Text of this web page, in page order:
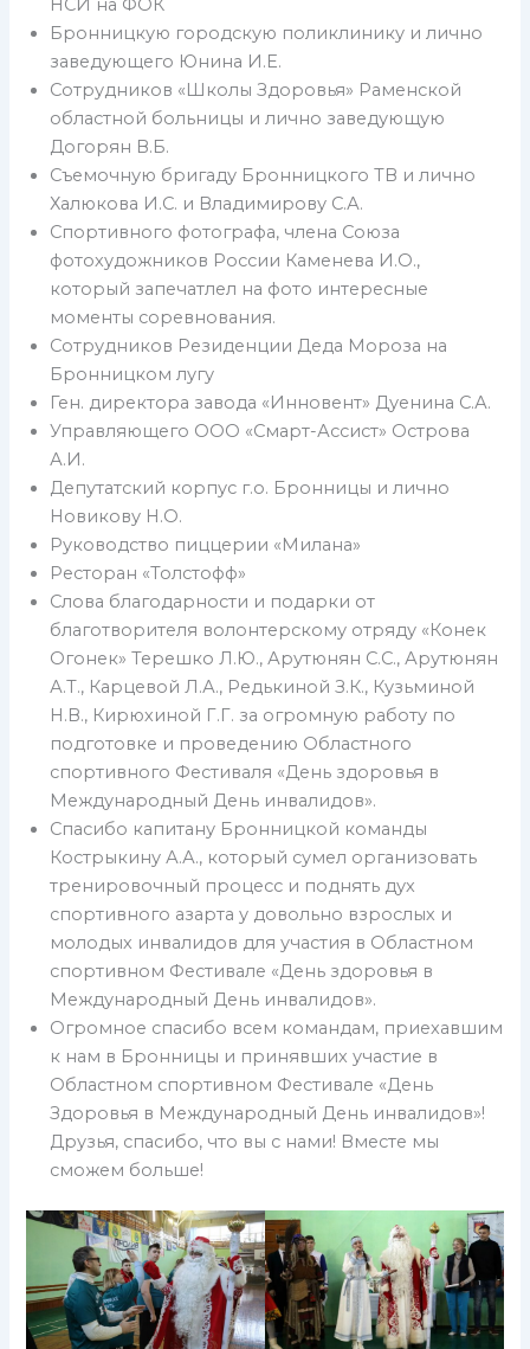
НСИ на ФОК
Бронницкую городскую поликлинику и лично
заведующего Юнина И.Е.
Сотрудников «Школы Здоровья» Раменской
областной больницы и лично заведующую
Догорян В.Б.
Съемочную бригаду Бронницкого ТВ и лично
Халюкова И.С. и Владимирову С.А.
Спортивного фотографа, члена Союза
фотохудожников России Каменева И.О.,
который запечатлел на фото интересные
моменты соревнования.
Сотрудников Резиденции Деда Мороза на
Бронницком лугу
Ген. директора завода «Инновент» Дуенина С.А.
Управляющего ООО «Смарт-Ассист» Острова
А.И.
Депутатский корпус г.о. Бронницы и лично
Новикову Н.О.
Руководство пиццерии «Милана»
Ресторан «Толстофф»
Слова благодарности и подарки от
благотворителя волонтерскому отряду «Конек
Огонек» Терешко Л.Ю., Арутюнян С.С., Арутюнян
А.Т., Карцевой Л.А., Редькиной З.К., Кузьминой
Н.В., Кирюхиной Г.Г. за огромную работу по
подготовке и проведению Областного
спортивного Фестиваля «День здоровья в
Международный День инвалидов».
Спасибо капитану Бронницкой команды
Кострыкину А.А., который сумел организовать
тренировочный процесс и поднять дух
спортивного азарта у довольно взрослых и
молодых инвалидов для участия в Областном
спортивном Фестивале «День здоровья в
Международный День инвалидов».
Огромное спасибо всем командам, приехавшим
к нам в Бронницы и принявших участие в
Областном спортивном Фестивале «День
Здоровья в Международный День инвалидов»!
Друзья, спасибо, что вы с нами! Вместе мы
сможем больше!